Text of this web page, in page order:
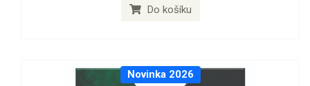
Do košíku
Novinka 2026